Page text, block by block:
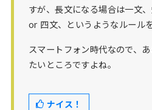
すが、長文になる場合は一文
or 四文、というようなルール
スマートフォン時代なので、
たいところですよね。
ナイス！